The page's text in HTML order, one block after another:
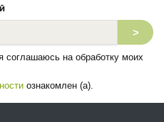
>
соглашаюсь на обработку моих
ознакомлен (а).